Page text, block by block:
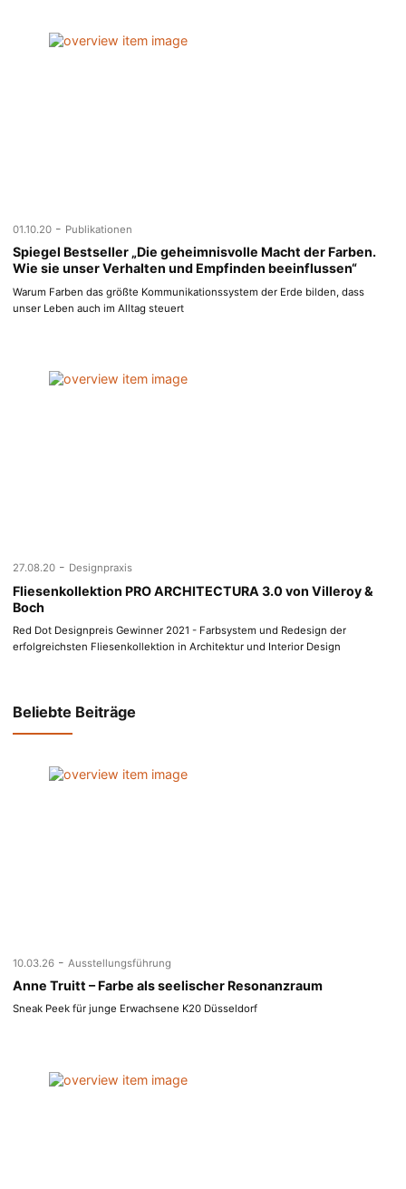
01.10.20 - Publikationen
Spiegel Bestseller „Die geheimnisvolle Macht der Farben.
Wie sie unser Verhalten und Empfinden beeinflussen“
Warum Farben das größte Kommunikationssystem der Erde bilden, dass
unser Leben auch im Alltag steuert
27.08.20 - Designpraxis
Fliesenkollektion PRO ARCHITECTURA 3.0 von Villeroy &
Boch
Red Dot Designpreis Gewinner 2021 - Farbsystem und Redesign der
erfolgreichsten Fliesenkollektion in Architektur und Interior Design
Beliebte Beiträge
10.03.26 - Ausstellungsführung
Anne Truitt – Farbe als seelischer Resonanzraum
Sneak Peek für junge Erwachsene K20 Düsseldorf